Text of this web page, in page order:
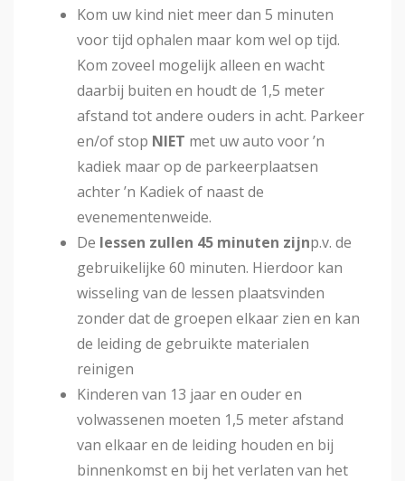
Kom uw kind niet meer dan 5 minuten
voor tijd ophalen maar kom wel op tijd.
Kom zoveel mogelijk alleen en wacht
daarbij buiten en houdt de 1,5 meter
afstand tot andere ouders in acht. Parkeer
en/of stop NIET met uw auto voor ’n
kadiek maar op de parkeerplaatsen
achter ’n Kadiek of naast de
evenementenweide.
De lessen zullen 45 minuten zijnp.v. de
gebruikelijke 60 minuten. Hierdoor kan
wisseling van de lessen plaatsvinden
zonder dat de groepen elkaar zien en kan
de leiding de gebruikte materialen
reinigen
Kinderen van 13 jaar en ouder en
volwassenen moeten 1,5 meter afstand
van elkaar en de leiding houden en bij
binnenkomst en bij het verlaten van het